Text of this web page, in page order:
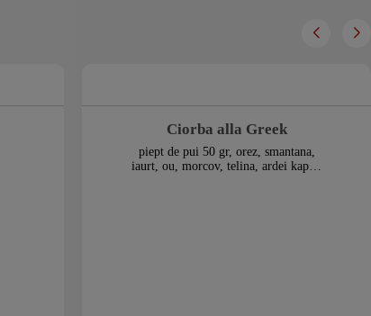
Ciorba alla Greek
piept de pui 50 gr, orez, smantana,
iaurt, ou, morcov, telina, ardei kapia,